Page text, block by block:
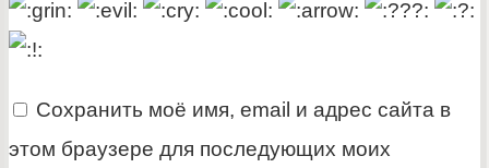
Сохранить моё имя, email и адрес сайта в
этом браузере для последующих моих